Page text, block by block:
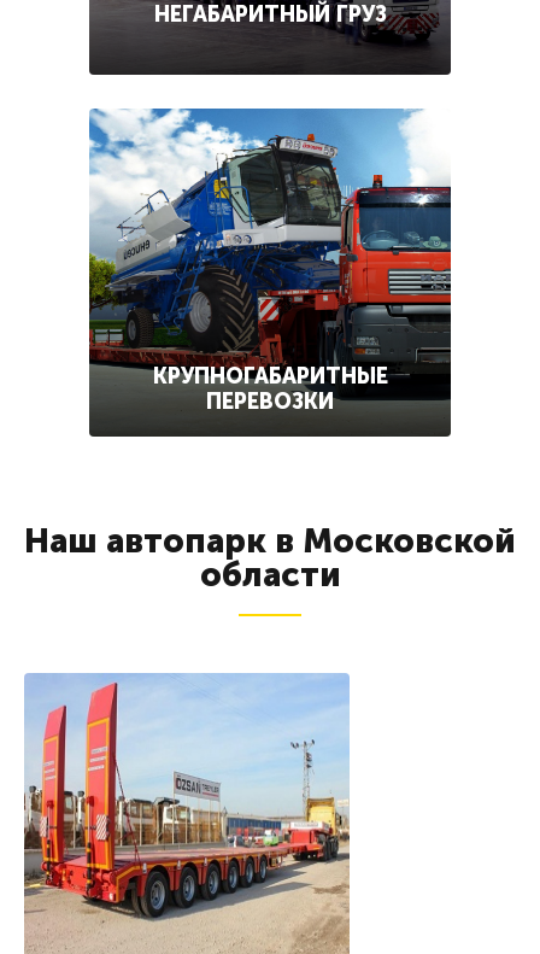
НЕГАБАРИТНЫЙ ГРУЗ
КРУПНОГАБАРИТНЫЕ
ПЕРЕВОЗКИ
Наш автопарк в Московской
области